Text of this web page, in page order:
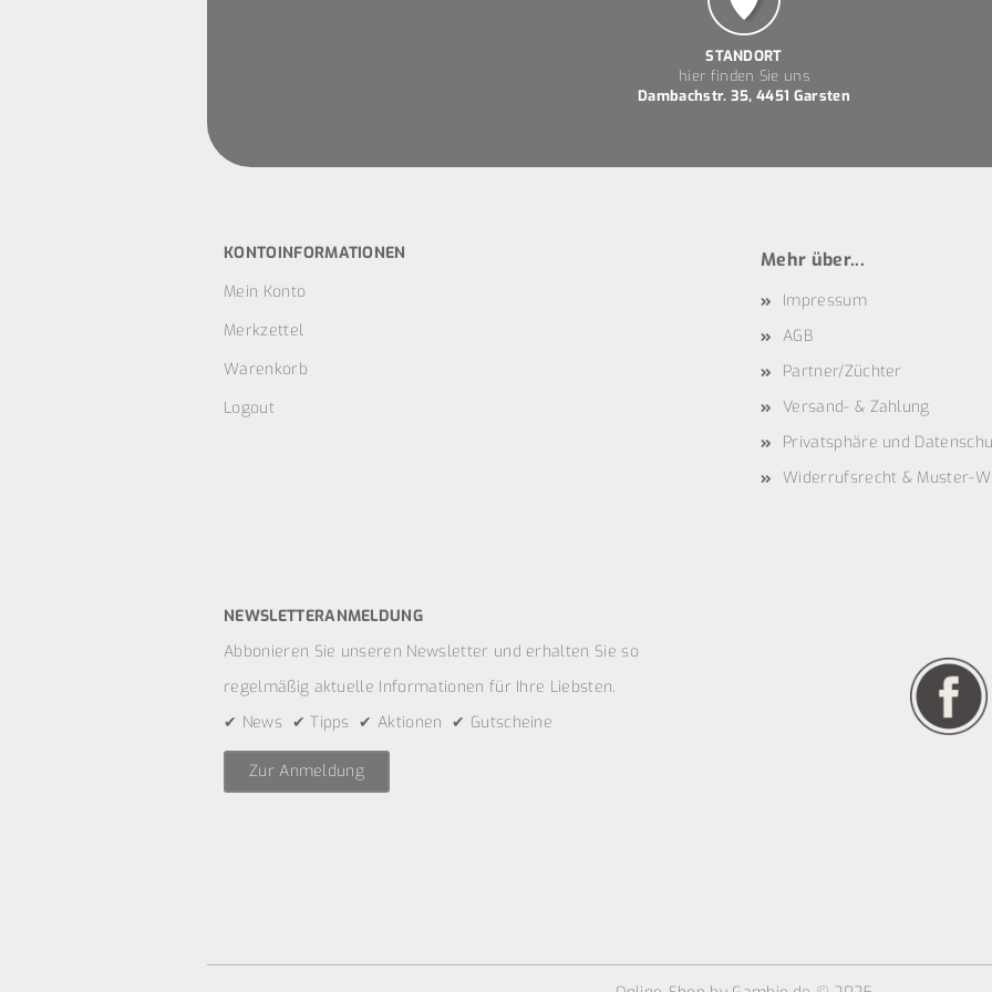
STANDORT
hier finden Sie uns
Dambachstr. 35, 4451 Garsten
KONTOINFORMATIONEN
Mein Konto
Merkzettel
Warenkorb
Logout
Mehr über...
Impressum
AGB
Partner/Züchter
Versand- & Zahlung
Privatsphäre und
Widerrufsrecht & Muster-
NEWSLETTERANMELDUNG
Abbonieren Sie unseren Newsletter und erhalten Sie so
regelmäßig aktuelle Informationen für Ihre Liebsten.
✔ News ✔ Tipps ✔ Aktionen ✔ Gutscheine
Zur Anmeldung